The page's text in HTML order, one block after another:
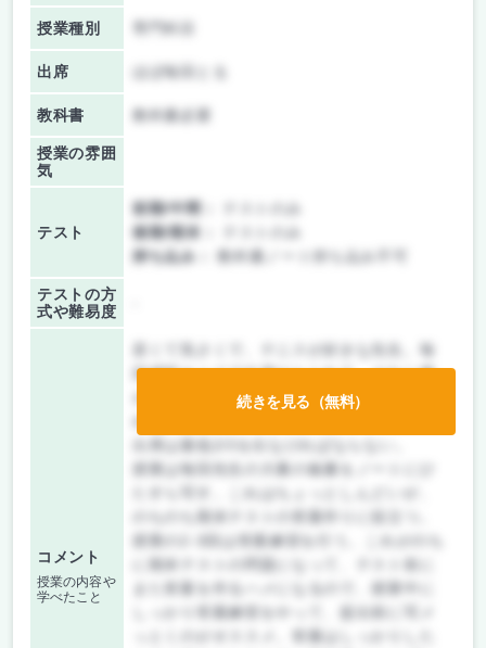
授業種別
出席 ほぼ毎回とる
教科書 教科書必要
授業の雰囲
気
テスト
前期/中間：
後期/期末：
持ち込み：
教科書ノート持ち込み不可
テストの方
式や難易度
コメント
授業の内容や
学べたこと
回感想カードで出席がとられて、それに書
かれた質問には次の授業で丁寧に答えてく
出席は最低2/3を出なければならない。
授業は毎回先生の大量の板書をノートにひ
授業の2-3回は答案練習を行う。これがのち
しっかり答案練習をやって、提出前に写メ
続きを見る（無料）